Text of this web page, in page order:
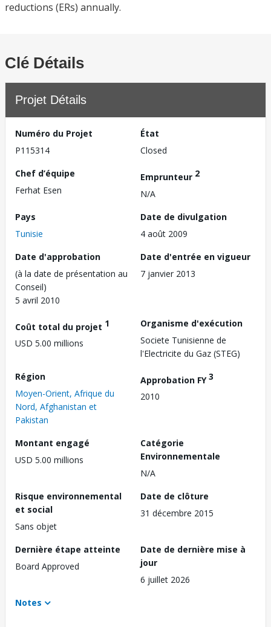
reductions (ERs) annually.
Clé Détails
Projet Détails
Numéro du Projet
P115314
État
Closed
Chef d’équipe
Ferhat Esen
Emprunteur 2
N/A
Pays
Tunisie
Date de divulgation
4 août 2009
Date d'approbation
(à la date de présentation au
Conseil)
5 avril 2010
Date d'entrée en vigueur
7 janvier 2013
Coût total du projet 1
USD 5.00 millions
Organisme d'exécution
Societe Tunisienne de
l'Electricite du Gaz (STEG)
Région
Moyen-Orient, Afrique du
Nord, Afghanistan et
Pakistan
Approbation FY3
2010
Montant engagé
USD 5.00 millions
Catégorie
Environnementale
N/A
Risque environnemental
et social
Sans objet
Date de clôture
31 décembre 2015
Dernière étape atteinte
Board Approved
Date de dernière mise à
jour
6 juillet 2026
Notes